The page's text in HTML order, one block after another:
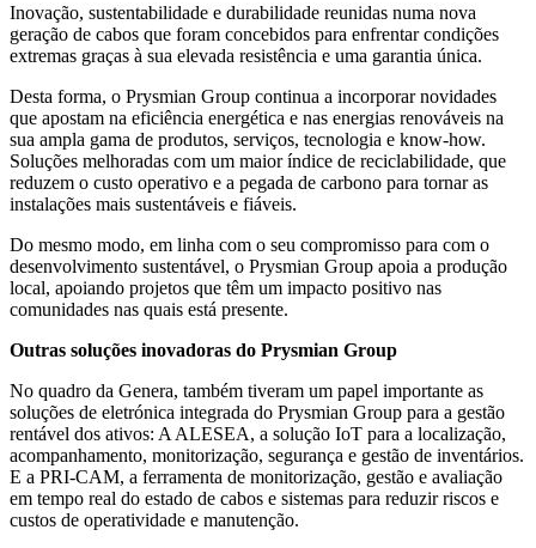
Inovação, sustentabilidade e durabilidade reunidas numa nova
geração de cabos que foram concebidos para enfrentar condições
extremas graças à sua elevada resistência e uma garantia única.
Desta forma, o Prysmian Group continua a incorporar novidades
que apostam na eficiência energética e nas energias renováveis na
sua ampla gama de produtos, serviços, tecnologia e know-how.
Soluções melhoradas com um maior índice de reciclabilidade, que
reduzem o custo operativo e a pegada de carbono para tornar as
instalações mais sustentáveis e fiáveis.
Do mesmo modo, em linha com o seu compromisso para com o
desenvolvimento sustentável, o Prysmian Group apoia a produção
local, apoiando projetos que têm um impacto positivo nas
comunidades nas quais está presente.
Outras soluções inovadoras do Prysmian Group
No quadro da Genera, também tiveram um papel importante as
soluções de eletrónica integrada do Prysmian Group para a gestão
rentável dos ativos: A ALESEA, a solução IoT para a localização,
acompanhamento, monitorização, segurança e gestão de inventários.
E a PRI-CAM, a ferramenta de monitorização, gestão e avaliação
em tempo real do estado de cabos e sistemas para reduzir riscos e
custos de operatividade e manutenção.